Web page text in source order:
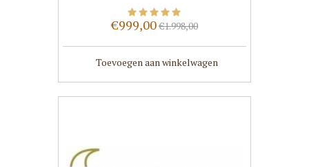
€999,00 €1.998,00
Toevoegen aan winkelwagen